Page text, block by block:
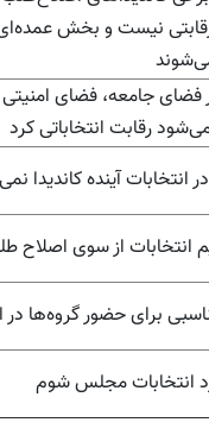
نیست‌ و بخش
فضای جامعه، فضای
رقابت انتخاباتی کرد
انتخابات آینده کاندیدا
انتخابات از سوی اصلاح
برای حضور گروه‌ها در
انتخابات مجلس شوم